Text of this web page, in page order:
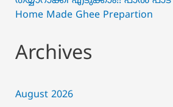
Home Made Ghee Prepartion
Archives
August 2026